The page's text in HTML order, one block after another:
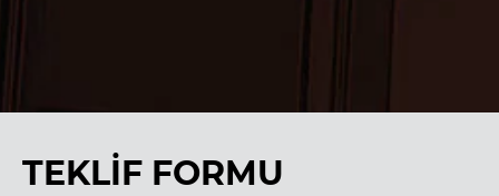
TEKLİF FORMU